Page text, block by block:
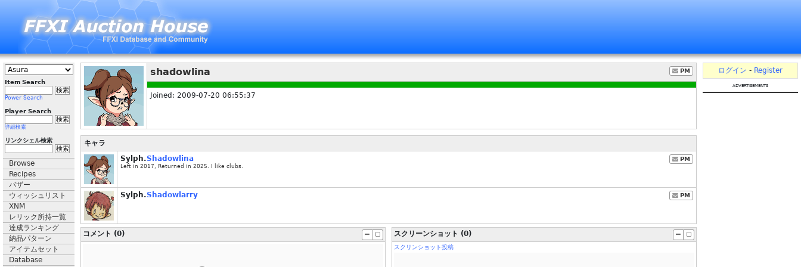
Item Search
Power Search
Player Search
詳細検索
リンクシェル検索
Browse
Recipes
バザー
ウィッシュリスト
XNM
レリック所持一覧
達成ランキング
納品パターン
アイテムセット
Database
PM
shadowlina
Joined: 2009-07-20 06:55:37
キャラ
PM
Sylph.Shadowlina
Left in 2017, Returned in 2025. I like clubs.
PM
Sylph.Shadowlarry
コメント (0) スクリーンショット (0)
スクリンショット投稿
ログイン - Register
advertisements